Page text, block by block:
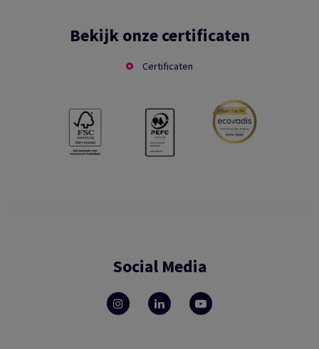
Bekijk onze certificaten
Certificaten
Social Media